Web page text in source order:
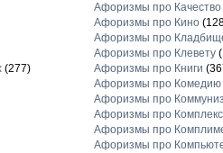
(277)
Афоризмы про Качество
Афоризмы про Кино
Афоризмы про
Афоризмы про Клевету
Афоризмы про Книги
Афоризмы про Комедию
Афоризмы про
Афоризмы про
Афоризмы про
Афоризмы про